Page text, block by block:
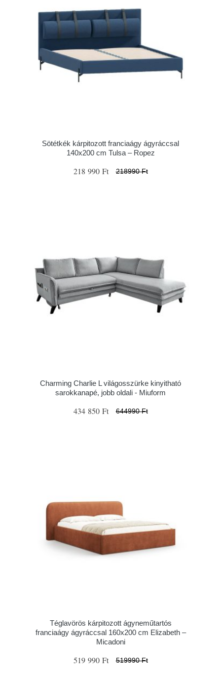
Sötétkék kárpitozott franciaágy ágyráccsal
140x200 cm Tulsa – Ropez
218 990 Ft 218990 Ft
Charming Charlie L világosszürke kinyitható
sarokkanapé, jobb oldali - Miuform
434 850 Ft 644990 Ft
Téglavörös kárpitozott ágyneműtartós
franciaágy ágyráccsal 160x200 cm Elizabeth –
Micadoni
519 990 Ft 519990 Ft